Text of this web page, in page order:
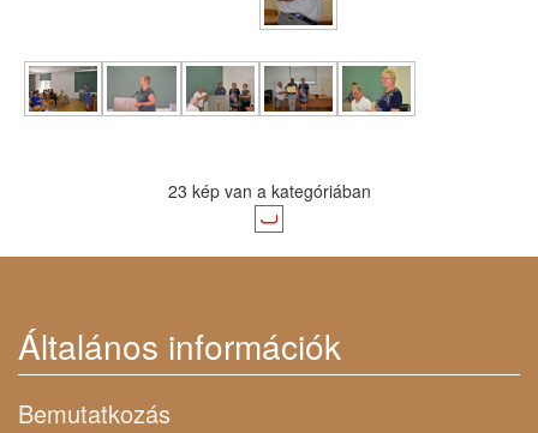
23 kép van a kategóriában
Általános információk
Bemutatkozás